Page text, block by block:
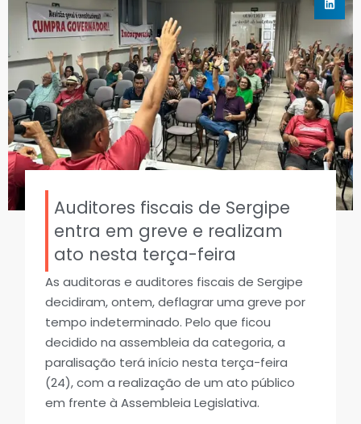
Auditores fiscais de Sergipe
entra em greve e realizam
ato nesta terça-feira
As auditoras e auditores fiscais de Sergipe
decidiram, ontem, deflagrar uma greve por
tempo indeterminado. Pelo que ficou
decidido na assembleia da categoria, a
paralisação terá início nesta terça-feira
(24), com a realização de um ato público
em frente à Assembleia Legislativa.